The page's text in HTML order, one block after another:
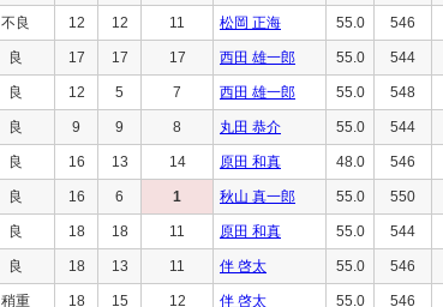
不良 12 12 11 松岡 正海 55.0 546
良 17 17 17 西田 雄一郎 55.0 544
良 12 5 7 西田 雄一郎 55.0 548
良 9 9 8 丸田 恭介 55.0 544
良 16 13 14 原田 和真 48.0 546
良 16 6 1 秋山 真一郎 55.0 550
良 18 18 11 原田 和真 55.0 544
良 18 13 11 伴 啓太 55.0 546
稍重 18 15 12 伴 啓太 55.0 546